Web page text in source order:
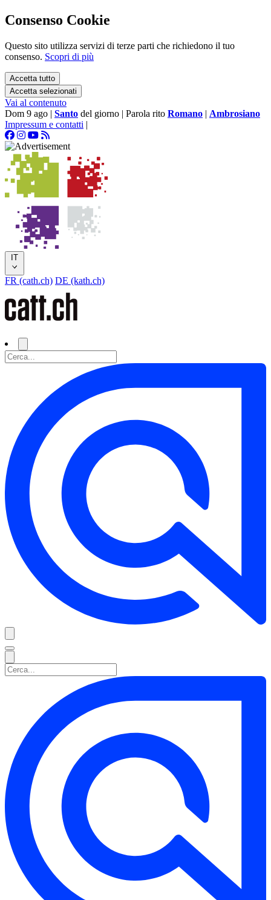
Consenso Cookie
Questo sito utilizza servizi di terze parti che richiedono il tuo
consenso. Scopri di più
Accetta tutto
Accetta selezionati
Vai al contenuto
Dom 9 ago | Santo del giorno | Parola rito Romano | Ambrosiano
Impressum e contatti |
IT
FR (cath.ch) DE (kath.ch)